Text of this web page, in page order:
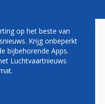
EN
OP
op het beste van
Krijg onbeperkt
bijbehorende Apps.
Luchtvaartnieuws